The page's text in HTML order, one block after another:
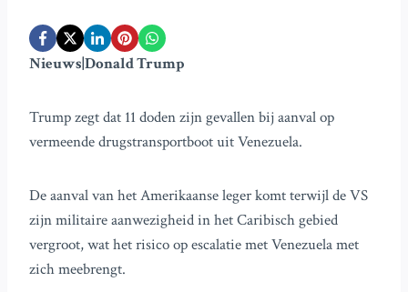
Nieuws|Donald Trump
Trump zegt dat 11 doden zijn gevallen bij aanval op
vermeende drugstransportboot uit Venezuela.
De aanval van het Amerikaanse leger komt terwijl de VS
zijn militaire aanwezigheid in het Caribisch gebied
vergroot, wat het risico op escalatie met Venezuela met
zich meebrengt.